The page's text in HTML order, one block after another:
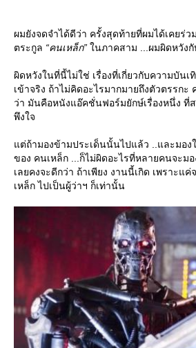
ผมยังจดจำได้ดีว่า ครั้งสุดท้ายที่ผมได้เคยร่
ตระกูล “คนเหล็ก” นภาคสาม ...ผมผิดหวัง
ผิดหวังในที่นี้ไม่ใช่ เรื่องที่เกี่ยวกับความบันเ
เข้าจริง ถ้าไม่คิดอะไรมากมายถึงตัวตรรกะ
ว่า มันคือหนังแอ๊คชั่นฟอร์มยักษ์เรื่องหนึ่ง ที่
พึงใจ
ต่ถ้ามองข้ามประเด็นนั้นไปแล้ว ..และมอ
ของ คนเหล็ก ...ก็ไม่ผิดอะไรที่หลายคนจะม
เลยคงจะดีกว่า ถ้าเพียง งานนี้เกิด เพราะแ
เหล็ก ไปเป็นผู้ว่าฯ ก็เท่านั้น